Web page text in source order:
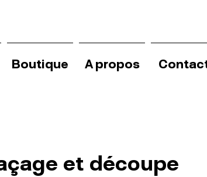
Boutique A propos
et découpe